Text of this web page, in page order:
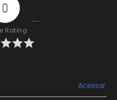
0
Rating
Acessar